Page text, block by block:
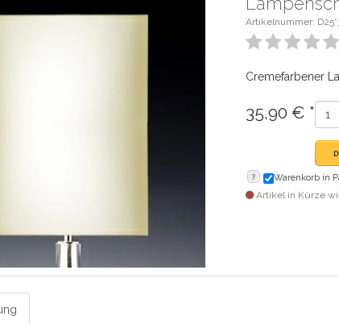
Artikelnummer:
Cremefarbener
35,90 € *
? Warenkorb in
Artikel in Kürze